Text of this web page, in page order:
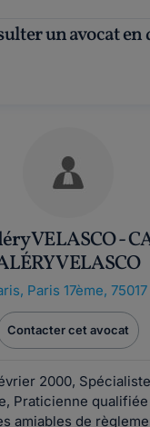
VELASCO -
VELASCO
, Paris 17ème, 75017
Contacter cet avocat
2000,
Praticienne qualifiée
amiables de